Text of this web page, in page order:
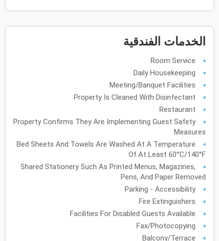
حالأحد نالاثنينثالثلاثاءرالأربعاءخالخميس
جالجمعةسالسبت
يونيو 2027
حالأحد ن الاثنينث
يوليو 2027
الأحد نالاثنينث الثلاثاء الأربعاء الخميس
جالجمعةس السبت
أغسطس
حالأحد نالاثنينثالثلاثاءرالأربعاءخالخميس
جالجمعةسالسبت
سبتمبر
حالأحد نالاثنينثالثلاثاءرالأربعاءخالخميس
جالجمعة
الخدمات الفندقية
Room Service
Daily Housekeeping
Meeting/Banquet Facilities
Property Is Cleaned With Disinfectant
Restaurant
Property Confirms They Are Implementing Guest Safety
Measures
Bed Sheets And Towels Are Washed At A Temperature
Of At Least 60°C/140°F
Shared Stationery Such As Printed Menus, Magazines,
Pens, And Paper Removed
Parking - Accessibility
Fire Extinguishers
Facilities For Disabled Guests Available
Fax/Photocopying
Balcony/Terrace